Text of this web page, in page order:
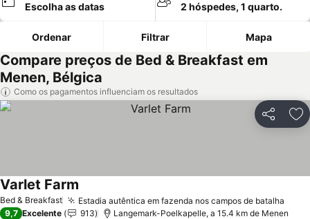
Escolha as datas 2 hóspedes, 1 quarto.
Ordenar Filtrar Mapa
Compare preços de Bed & Breakfast em
Menen, Bélgica
Como os pagamentos influenciam os resultados
Partilhar
Bed & Breakfast Estadia autêntica em fazenda nos campos de batalha
Varlet Farm
9,7 Excelente 913 Langemark-Poelkapelle, a 15.4 km de Menen